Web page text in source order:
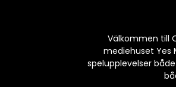
Välkommen till
mediehuset Yes
spelupplevelser